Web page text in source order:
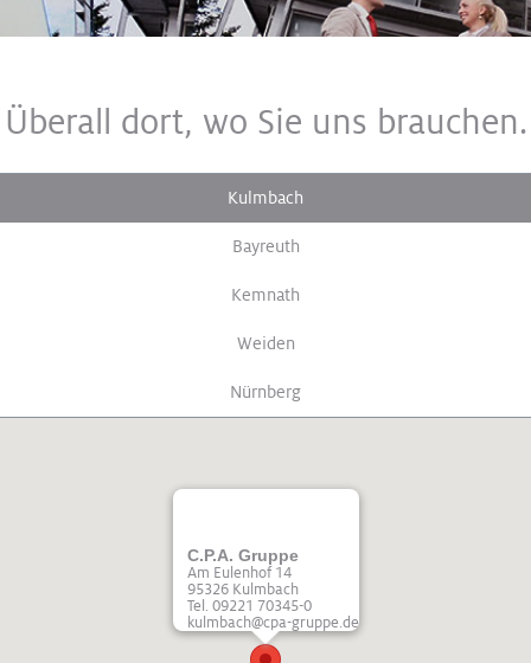
Überall dort, wo Sie uns brauchen.
Kulmbach
Bayreuth
Kemnath
Weiden
Nürnberg
C.P.A. Gruppe
Am Eulenhof 14
95326 Kulmbach
Tel. 09221 70345-0
kulmbach@cpa-gruppe.de